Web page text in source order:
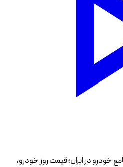
جامع خودرو در ایران؛ قیمت روز خودرو،